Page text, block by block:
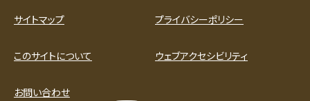
サイトマップ プライバシーポリシー
このサイトについて ウェブアクセシビリティ
お問い合わせ